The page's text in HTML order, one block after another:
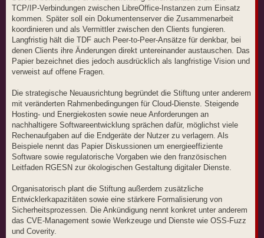
TCP/IP-Verbindungen zwischen LibreOffice-Instanzen zum Einsatz
kommen. Später soll ein Dokumentenserver die Zusammenarbeit
koordinieren und als Vermittler zwischen den Clients fungieren.
Langfristig hält die TDF auch Peer-to-Peer-Ansätze für denkbar, bei
denen Clients ihre Änderungen direkt untereinander austauschen. Das
Papier bezeichnet dies jedoch ausdrücklich als langfristige Vision und
verweist auf offene Fragen.
Die strategische Neuausrichtung begründet die Stiftung unter anderem
mit veränderten Rahmenbedingungen für Cloud-Dienste. Steigende
Hosting- und Energiekosten sowie neue Anforderungen an
nachhaltigere Softwareentwicklung sprächen dafür, möglichst viele
Rechenaufgaben auf die Endgeräte der Nutzer zu verlagern. Als
Beispiele nennt das Papier Diskussionen um energieeffiziente
Software sowie regulatorische Vorgaben wie den französischen
Leitfaden RGESN zur ökologischen Gestaltung digitaler Dienste.
Organisatorisch plant die Stiftung außerdem zusätzliche
Entwicklerkapazitäten sowie eine stärkere Formalisierung von
Sicherheitsprozessen. Die Ankündigung nennt konkret unter anderem
das CVE-Management sowie Werkzeuge und Dienste wie OSS-Fuzz
und Coverity.